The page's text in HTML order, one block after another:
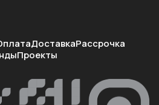
ДоставкаРассрочка
Проекты